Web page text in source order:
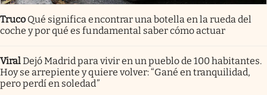
Truco Qué significa encontrar una botella en la rueda del
coche y por qué es fundamental saber cómo actuar
ViralDejó Madrid para vivir en un pueblo de 100 habitantes.
Hoy se arrepiente y quiere volver: “Gané en tranquilidad,
pero perdí en soledad”